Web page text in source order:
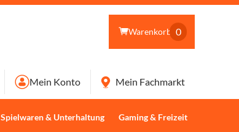
Warenkorb 0
Spielwaren & Unterhaltung Gaming & Freizeit
Mein Konto Mein Fachmarkt